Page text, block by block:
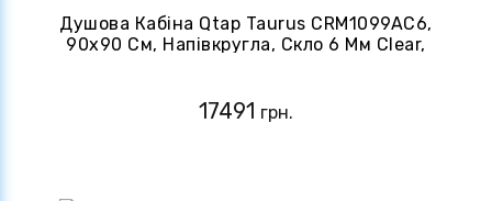
Душова Кабіна Qtap Taurus CRM1099AC6,
90x90 См, Напівкругла, Скло 6 Мм Clear,
17491 грн.